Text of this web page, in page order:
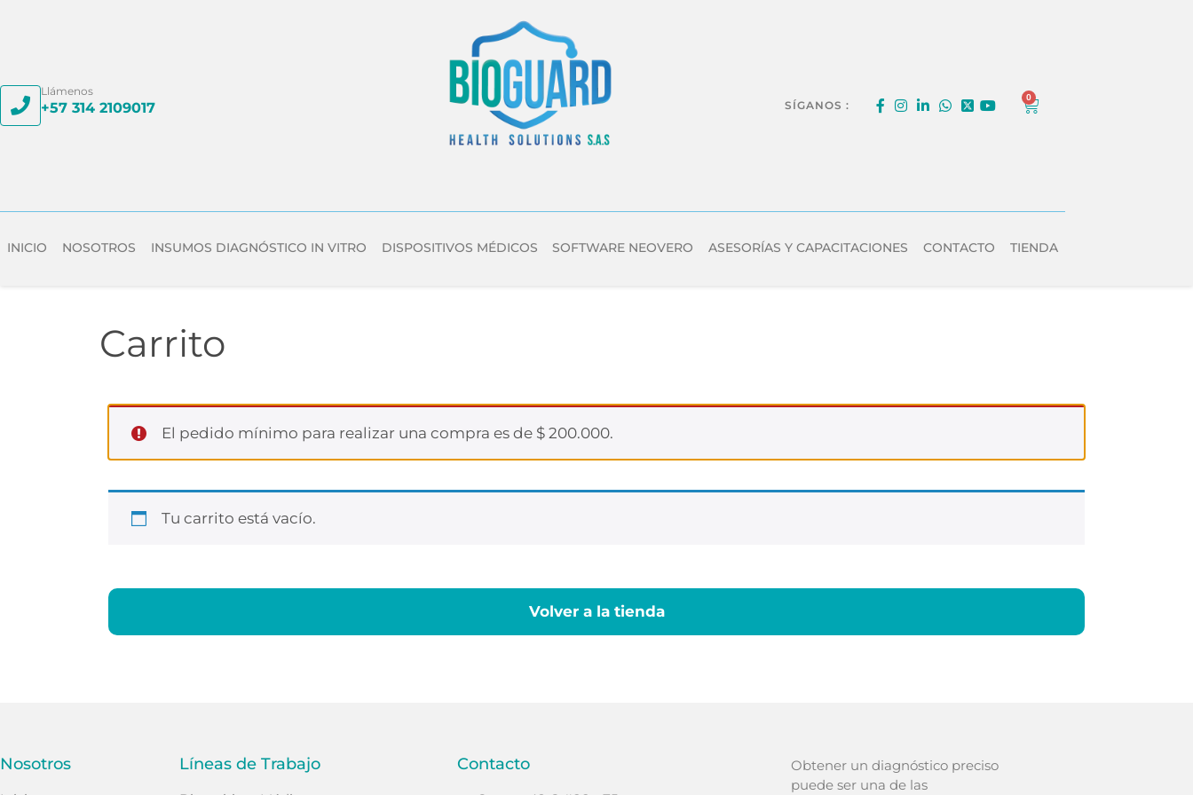
Llámenos
+57 314 2109017 SÍGANOS :
0
INICIO NOSOTROS INSUMOS DIAGNÓSTICO IN VITRO DISPOSITIVOS MÉDICOS SOFTWARE NEOVERO ASESORÍAS Y CAPACITACIONES CONTACTO TIENDA
Carrito
El pedido mínimo para realizar una compra es de $200.000.
Tu carrito está vacío.
Volver a la tienda
Nosotros Líneas de Trabajo Contacto
Obtener un diagnóstico preciso
puede ser una de las